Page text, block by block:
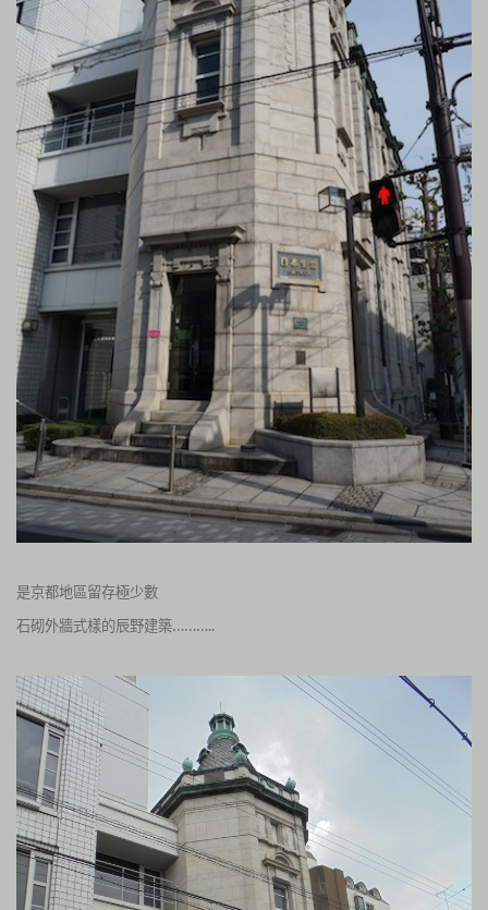
是京都地區留存極少數
石砌外牆式樣的辰野建築………..